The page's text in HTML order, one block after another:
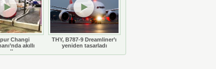
Changi
akıllı
THY, B787-9 Dreamliner’ı
yeniden tasarladı